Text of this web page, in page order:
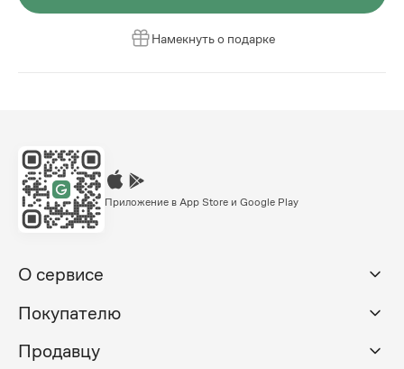
Намекнуть о подарке
Приложение в App Store и Google Play
О сервисе
Покупателю
Продавцу